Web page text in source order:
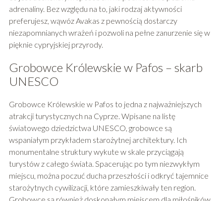
adrenaliny. Bez względu na to, jaki rodzaj aktywności
preferujesz, wąwóz Avakas z pewnością dostarczy
niezapomnianych wrażeń i pozwoli na pełne zanurzenie się w
pięknie cypryjskiej przyrody.
Grobowce Królewskie w Pafos – skarb
UNESCO
Grobowce Królewskie w Pafos to jedna z najważniejszych
atrakcji turystycznych na Cyprze. Wpisane na listę
światowego dziedzictwa UNESCO, grobowce są
wspaniałym przykładem starożytnej architektury. Ich
monumentalne struktury wykute w skale przyciągają
turystów z całego świata. Spacerując po tym niezwykłym
miejscu, można poczuć ducha przeszłości i odkryć tajemnice
starożytnych cywilizacji, które zamieszkiwały ten region.